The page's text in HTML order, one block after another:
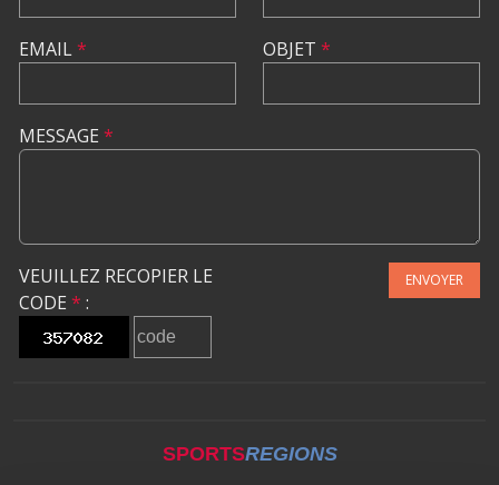
EMAIL* OBJET *
MESSAGE *
VEUILLEZ RECOPIER LE
CODE * :
ENVOYER
SPORTSREGIONS